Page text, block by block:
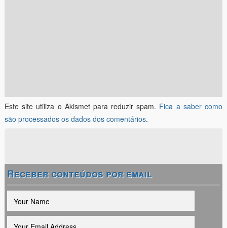
Este site utiliza o Akismet para reduzir spam. Fica a saber como
são processados os dados dos comentários.
Receber conteúdos por email